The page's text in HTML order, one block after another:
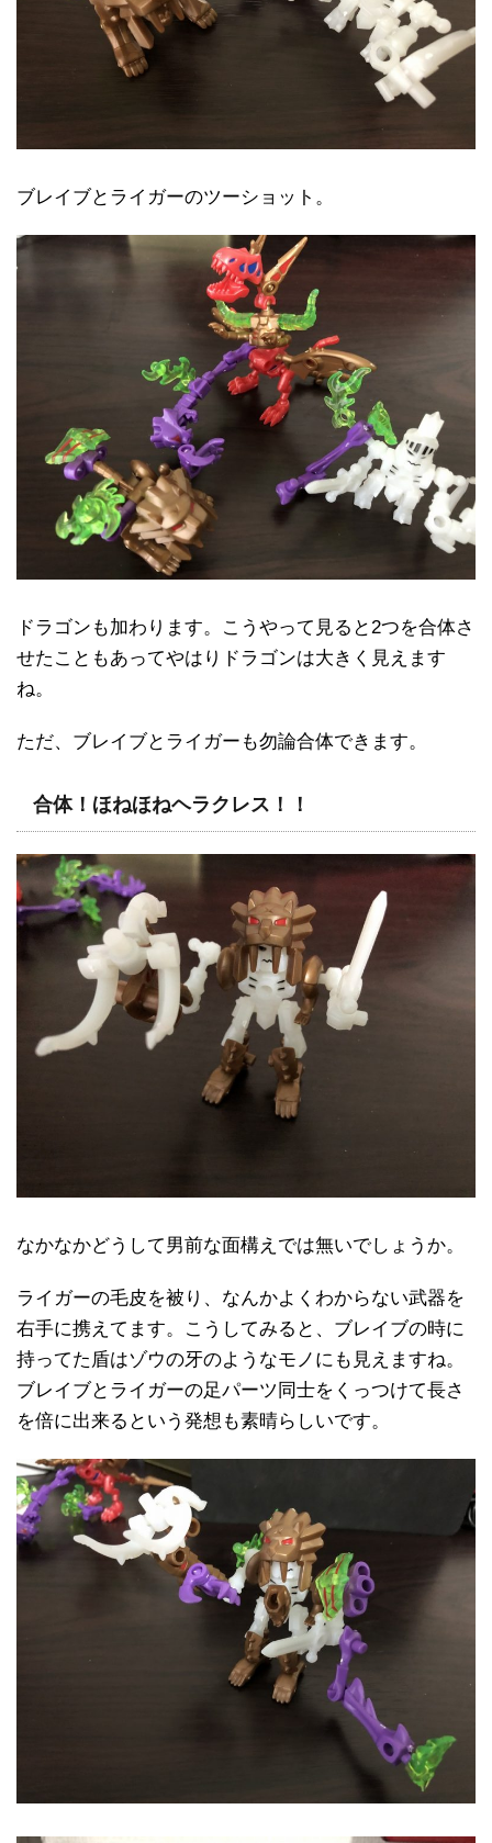
ブレイブとライガーのツーショット。
ドラゴンも加わります。こうやって見ると2つを合体さ
せたこともあってやはりドラゴンは大きく見えます
ね。
ただ、ブレイブとライガーも勿論合体できます。
合体！ほねほねヘラクレス！！
なかなかどうして男前な面構えでは無いでしょうか。
ライガーの毛皮を被り、なんかよくわからない武器を
右手に携えてます。こうしてみると、ブレイブの時に
持ってた盾はゾウの牙のようなモノにも見えますね。
ブレイブとライガーの足パーツ同士をくっつけて長さ
を倍に出来るという発想も素晴らしいです。